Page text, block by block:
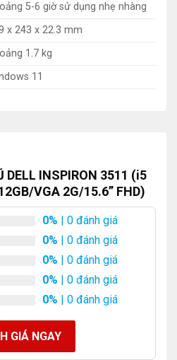
5-6 giờ sử dụng nhẹ nhàng
x 243 x 22.3 mm
1.7 kg
11
DELL INSPIRON 3511 (i5
VGA 2G/15.6” FHD)
0% | 0 đánh giá
0% | 0 đánh giá
0% | 0 đánh giá
0% | 0 đánh giá
0% | 0 đánh giá
GIÁ NGAY